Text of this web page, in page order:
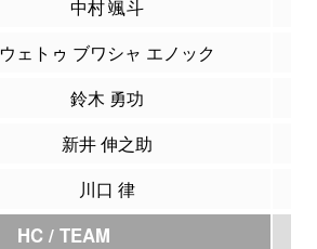
中村 颯斗
ウェトゥ ブワシャ エノック
鈴木 勇功
新井 伸之助
川口 律
HC / TEAM